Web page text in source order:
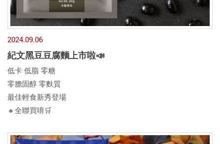
2024.09.06
紀文黑豆豆腐麵上市啦📣
低卡 低脂 零糖
零膽固醇 零麩質
最佳輕食新秀登場
🔸全聯買唷🛒